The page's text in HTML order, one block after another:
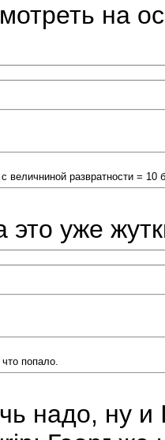
на
величниной развратности = 10
уже
попало.
надо, ну и